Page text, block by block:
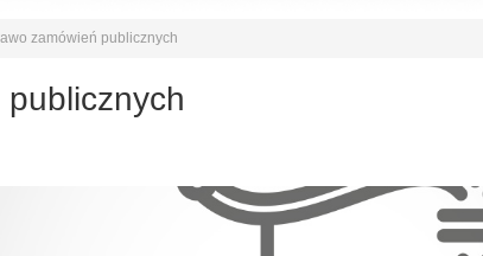
zamówień publicznych